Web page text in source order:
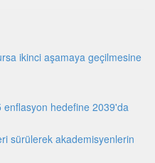
ikinci aşamaya geçilmesine
enflasyon hedefine 2039'da
sürülerek akademisyenlerin